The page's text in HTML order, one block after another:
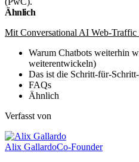
Ähnlich
Mit Conversational AI Web-Traffic
Warum Chatbots weiterhin
weiterentwickeln)
Das ist die Schritt-für-
FAQs
Ähnlich
Verfasst von
Alix GallardoCo-Founder